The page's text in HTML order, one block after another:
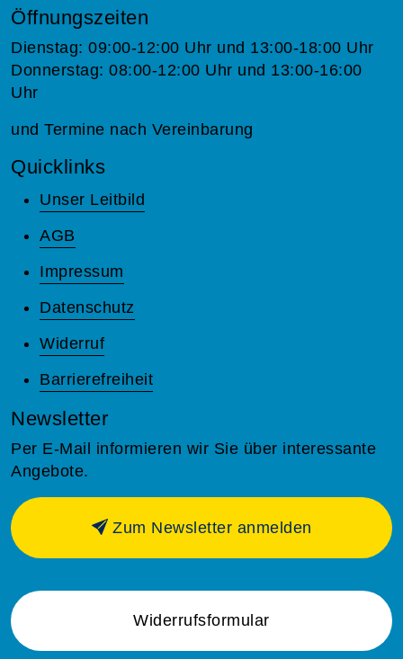
Öffnungszeiten
Dienstag: 09:00-12:00 Uhr und 13:00-18:00 Uhr
Donnerstag: 08:00-12:00 Uhr und 13:00-16:00
Uhr
und Termine nach Vereinbarung
Quicklinks
Unser Leitbild
AGB
Impressum
Datenschutz
Widerruf
Barrierefreiheit
Newsletter
Per E-Mail informieren wir Sie über interessante
Angebote.
Zum Newsletter anmelden
Widerrufsformular